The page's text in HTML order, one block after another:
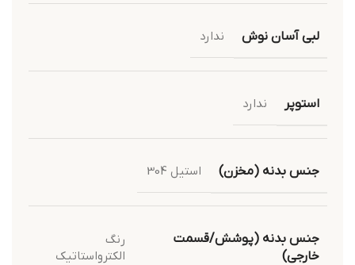
لبی آسان نوش ندارد
استوپر ندارد
جنس بدنه (مخزن) استیل 304
جنس بدنه (پوشش/قسمت
خارجی)
رنگ
الکترواستاتیک